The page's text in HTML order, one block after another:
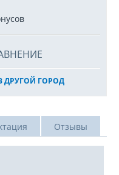
ДРУГОЙ ГОРОД
Отзывы